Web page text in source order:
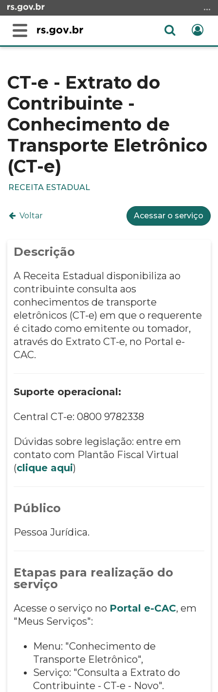
para
conteúdo
menu
para
busca
Alterna
Abrir
conteúdo
CT-e - Extrato do
Contribuinte -
Conhecimento de
Transporte Eletrônico
(CT-e)
RECEITA ESTADUAL
Voltar Acessar o serviço
Descrição
A Receita Estadual disponibiliza ao
contribuinte consulta aos
conhecimentos de transporte
eletrônicos (CT-e) em que o requerente
é citado como emitente ou tomador,
através do Extrato CT-e, no Portal e-
CAC.
Suporte operacional:
Central CT-e: 0800 9782338
Dúvidas sobre legislação: entre em
contato com Plantão Fiscal Virtual
(clique aqui)
Público
Pessoa Jurídica.
Etapas para realização do
serviço
Acesse o serviço no Portal e-CAC, em
"Meus Serviços":
Menu: "Conhecimento de
Transporte Eletrônico",
Serviço: "Consulta a Extrato do
Contribuinte - CT-e - Novo".